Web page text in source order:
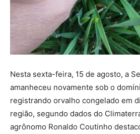
Nesta sexta-feira, 15 de agosto, a
amanheceu novamente sob o
registrando orvalho congelado em
região, segundo dados do
agrônomo Ronaldo Coutinho